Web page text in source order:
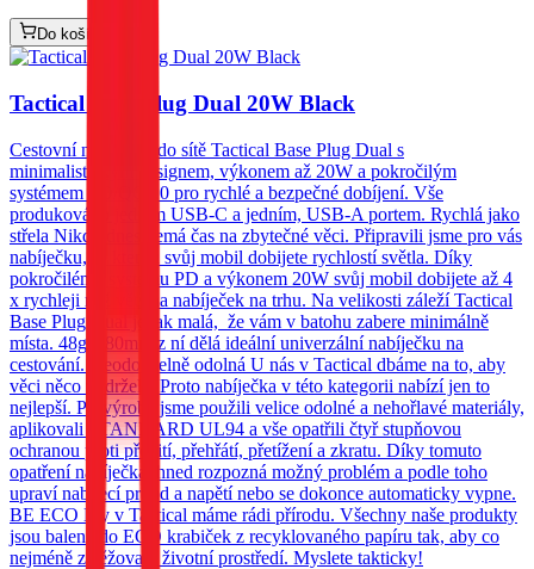
Do košíku
Tactical Base Plug Dual 20W Black
Cestovní nabíječka do sítě Tactical Base Plug Dual s
minimalistickým designem, výkonem až 20W a pokročilým
systémem PD/QC3.0 pro rychlé a bezpečné dobíjení. Vše
produkováno jedním USB-C a jedním, USB-A portem. Rychlá jako
střela Nikdo dnes nemá čas na zbytečné věci. Připravili jsme pro vás
nabíječku, se kterou svůj mobil dobijete rychlostí světla. Díky
pokročilému systému PD a výkonem 20W svůj mobil dobijete až 4
x rychleji než většina nabíječek na trhu. Na velikosti záleží Tactical
Base Plug Dual je tak malá, že vám v batohu zabere minimálně
místa. 48g a 80mm z ní dělá ideální univerzální nabíječku na
cestování. Neodolatelně odolná U nás v Tactical dbáme na to, aby
věci něco vydržely. Proto nabíječka v této kategorii nabízí jen to
nejlepší. Při výrobě jsme použili velice odolné a nehořlavé materiály,
aplikovali STANDARD UL94 a vše opatřili čtyř stupňovou
ochranou proti přebití, přehřátí, přetížení a zkratu. Díky tomuto
opatření nabíječka ihned rozpozná možný problém a podle toho
upraví nabíjecí proud a napětí nebo se dokonce automaticky vypne.
BE ECO My v Tactical máme rádi přírodu. Všechny naše produkty
jsou balené do ECO krabiček z recyklovaného papíru tak, aby co
nejméně zatěžovaly životní prostředí. Myslete takticky!